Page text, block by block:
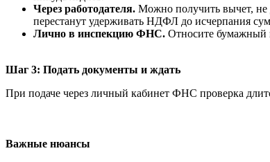
Через работодателя. Можно получить вычет, не
перестанут удерживать НДФЛ до исчерпания
Лично в инспекцию ФНС. Относите бумажный
Шаг 3: Подать документы и ждать
При подаче через личный кабинет ФНС проверка
Важные нюансы